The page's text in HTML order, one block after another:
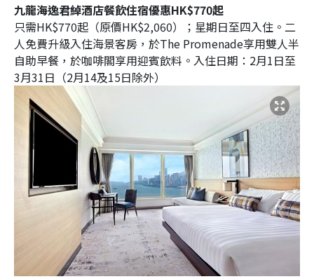
九龍海逸君綽酒店餐飲住宿優惠HK$770起
只需HK$770起（原價HK$2,060）；星期日至四入住。二
人免費升級入住海景客房，於The Promenade享用雙人半
自助早餐，於咖啡閣享用迎賓飲料。入住日期：2月1日至
3月31日（2月14及15日除外）